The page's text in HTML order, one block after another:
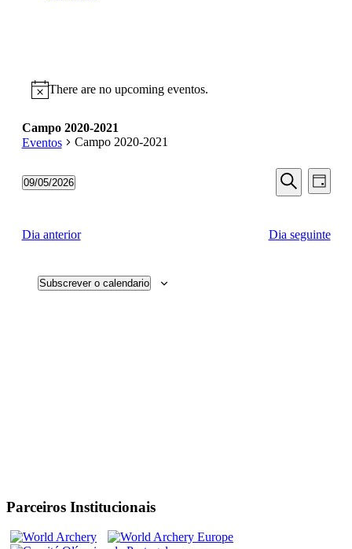
There are no upcoming eventos.
Campo 2020-2021
Eventos
Campo 2020-2021
Eventos
Search
Views
Pesquisar
Day
09/05/2026
Dia anterior
Dia seguinte
Subscrever o calendario
Parceiros Institucionais